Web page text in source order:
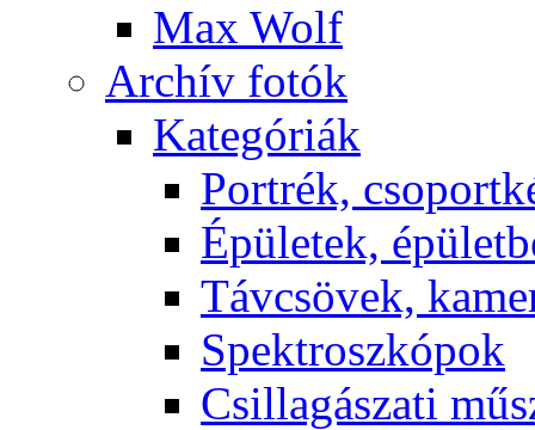
Max Wolf
Ar­chív fo­tók
Ka­te­gó­ri­ák
Port­rék,
Épü­le­tek,
Táv­csö­vek,
Spekt­rosz­kó­pok
Csil­la­gá­sza­ti